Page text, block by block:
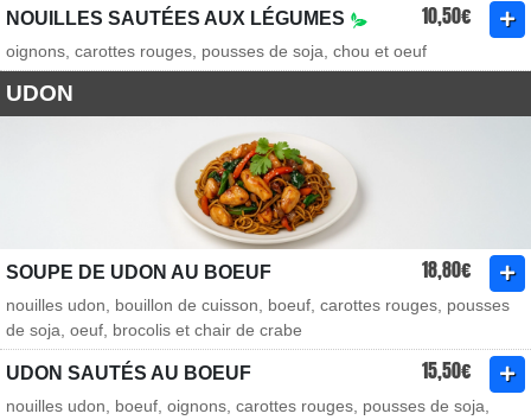
NOUILLES SAUTÉES AUX LÉGUMES 10,50€
oignons, carottes rouges, pousses de soja, chou et oeuf
UDON
SOUPE DE UDON AU BOEUF 18,80€
nouilles udon, bouillon de cuisson, boeuf, carottes rouges, pousses
de soja, oeuf, brocolis et chair de crabe
UDON SAUTÉS AU BOEUF 15,50€
nouilles udon, boeuf, oignons, carottes rouges, pousses de soja,